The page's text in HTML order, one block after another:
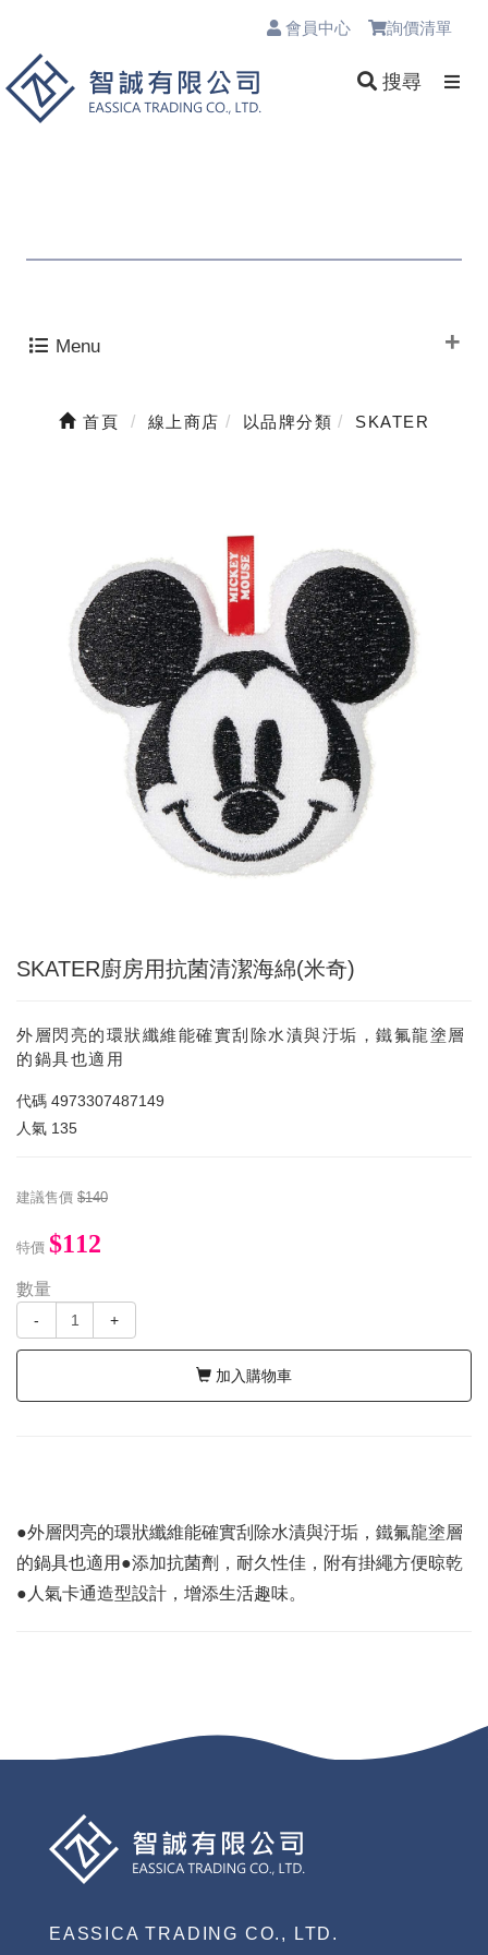
會員中心 詢價清單
搜尋
Menu
首頁 線上商店 以品牌分類 SKATER
SKATER廚房用抗菌清潔海綿(米奇)
外層閃亮的環狀纖維能確實刮除水漬與汙垢，鐵氟龍塗層
的鍋具也適用
代碼 4973307487149
人氣 135
建議售價 $140
特價 $112
數量
- +
加入購物車
●外層閃亮的環狀纖維能確實刮除水漬與汙垢，鐵氟龍塗層
的鍋具也適用●添加抗菌劑，耐久性佳，附有掛繩方便晾乾
●人氣卡通造型設計，增添生活趣味。
EASSICA TRADING CO., LTD.